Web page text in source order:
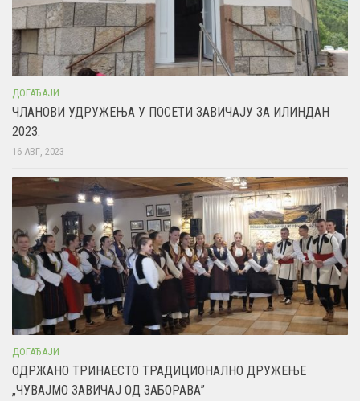
ДОГАЂАЈИ
ЧЛАНОВИ УДРУЖЕЊА У ПОСЕТИ ЗАВИЧАЈУ ЗА ИЛИНДАН
2023.
16 АВГ, 2023
ДОГАЂАЈИ
ОДРЖАНО ТРИНАЕСТО ТРАДИЦИОНАЛНО ДРУЖЕЊЕ
„ЧУВАЈМО ЗАВИЧАЈ ОД ЗАБОРАВА”